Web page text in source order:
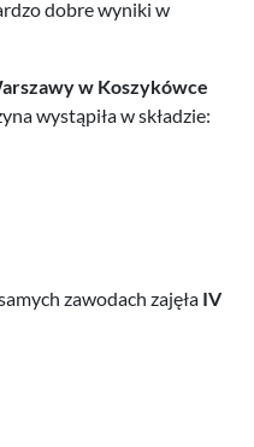
dobre wyniki w
w Koszykówce
wystąpiła w składzie:
zawodach zajęła IV